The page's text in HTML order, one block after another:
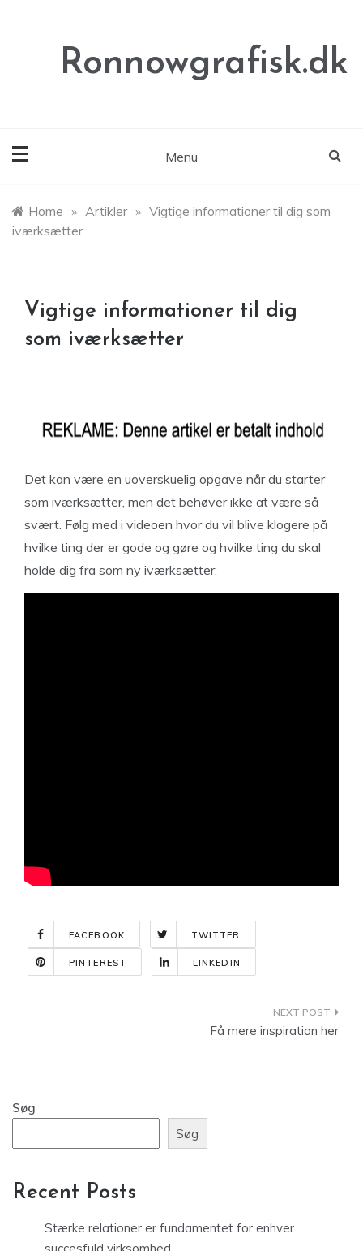
Ronnowgrafisk.dk
Menu
Home » Artikler » Vigtige informationer til dig som
iværksætter
Vigtige informationer til dig
som iværksætter
Det kan være en uoverskuelig opgave når du starter
som iværksætter, men det behøver ikke at være så
svært. Følg med i videoen hvor du vil blive klogere på
hvilke ting der er gode og gøre og hvilke ting du skal
holde dig fra som ny iværksætter:
FACEBOOK TWITTER
PINTEREST LINKEDIN
Få mere inspiration her
Søg
Søg
Recent Posts
Stærke relationer er fundamentet for enhver